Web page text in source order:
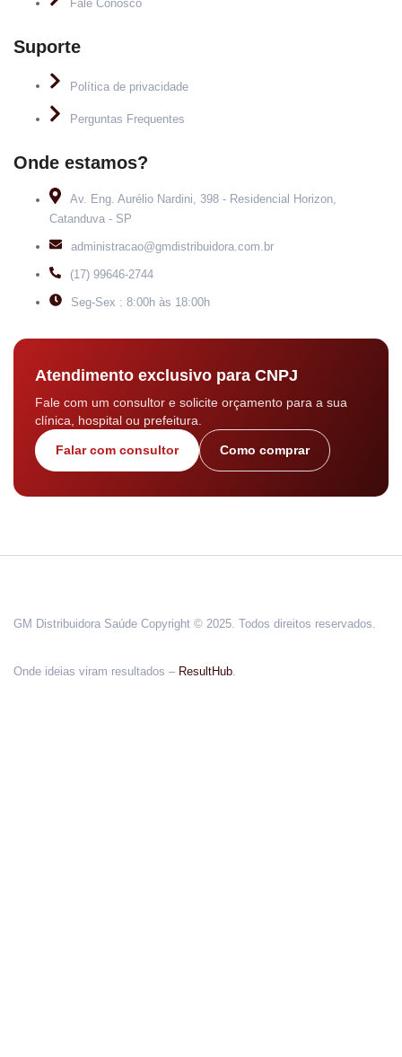
Fale Conosco
Suporte
Política de privacidade
Perguntas Frequentes
Onde estamos?
Av. Eng. Aurélio Nardini, 398 - Residencial Horizon,
Catanduva - SP
administracao@gmdistribuidora.com.br
(17) 99646-2744
Seg-Sex : 8:00h às 18:00h
Atendimento exclusivo para CNPJ
Fale com um consultor e solicite orçamento para a sua
clínica, hospital ou prefeitura.
Falar com consultor Como comprar
GM Distribuidora Saúde Copyright © 2025. Todos direitos reservados.
Onde ideias viram resultados – ResultHub